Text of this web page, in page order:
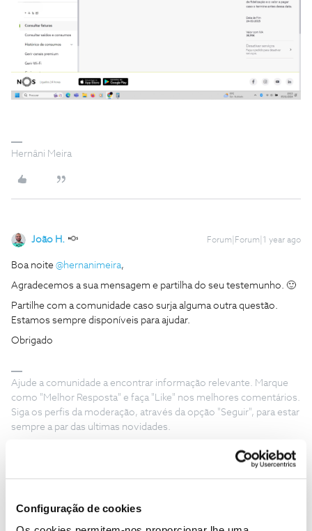
Configuração de cookies
Hernâni Meira
João H. Forum|Forum|1 year ago
Boa noite @hernanimeira,
Agradecemos a sua mensagem e partilha do seu testemunho. 🙂
Partilhe com a comunidade caso surja alguma outra questão.
Estamos sempre disponíveis para ajudar.
Obrigado
Ajude a comunidade a encontrar informação relevante. Marque
como "Melhor Resposta" e faça "Like" nos melhores comentários.
Siga os perfis da moderação, através da opção "Seguir", para estar
sempre a par das ultimas novidades.
H hernanimeira AUTOR